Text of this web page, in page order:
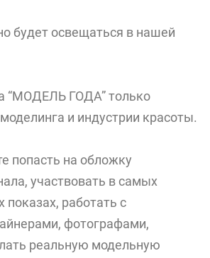
будет освещаться в нашей
“МОДЕЛЬ ГОДА” только
и индустрии красоты.
попасть на обложку
участвовать в самых
работать с
фотографами,
реальную модельную